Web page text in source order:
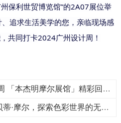
州保利世贸博览馆”的2A07展位举
追求生活美学的您，亲临现场感
共同打卡2024广州设计周！
上一篇：2024·广州设计周 「本杰明摩尔展馆」精彩回顾！
下一篇：“跟随色彩侦探贝蒂·摩尔，探索色彩世界的无限魅力！”